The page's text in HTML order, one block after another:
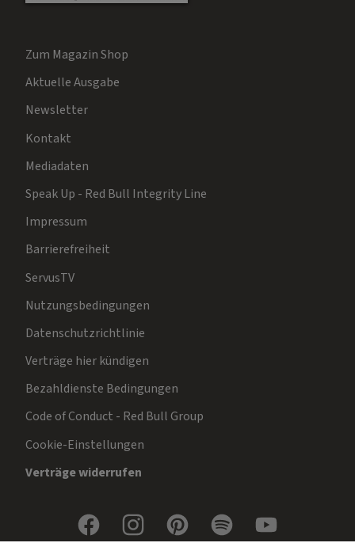
Zum Magazin Shop
Aktuelle Ausgabe
Newsletter
Kontakt
Mediadaten
Speak Up - Red Bull Integrity Line
Impressum
Barrierefreiheit
ServusTV
Nutzungsbedingungen
Datenschutzrichtlinie
Verträge hier kündigen
Bezahldienste Bedingungen
Code of Conduct - Red Bull Group
Cookie-Einstellungen
Verträge widerrufen